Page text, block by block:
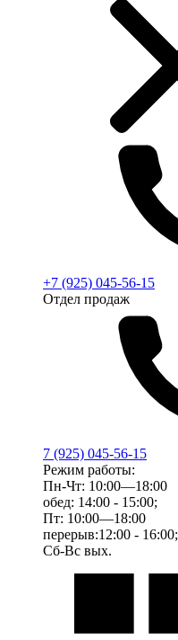
+7 (925) 045-56-15
Отдел продаж
7 (925) 045-56-15
Режим работы:
Пн-Чт: 10:00—18:00
обед: 14:00 - 15:00;
Пт: 10:00—18:00
перерыв:12:00 - 16:00;
Сб-Вс вых.